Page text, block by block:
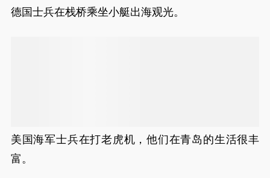
德国士兵在栈桥乘坐小艇出海观光。
美国海军士兵在打老虎机，他们在青岛的生活很丰
富。